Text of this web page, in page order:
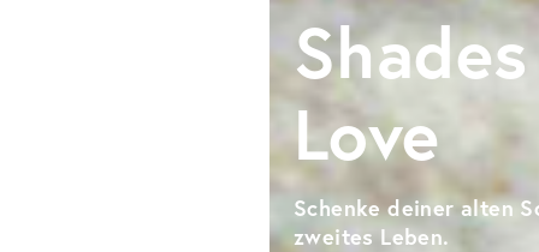
Love
Schenke deiner alten
zweites Leben.